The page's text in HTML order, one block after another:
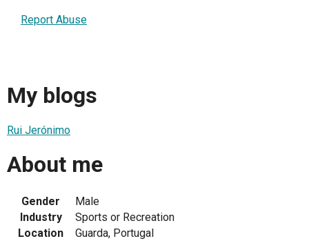
Report Abuse
My blogs
Rui Jerónimo
About me
Gender
Male
Industry
Sports or Recreation
Location
Guarda, Portugal